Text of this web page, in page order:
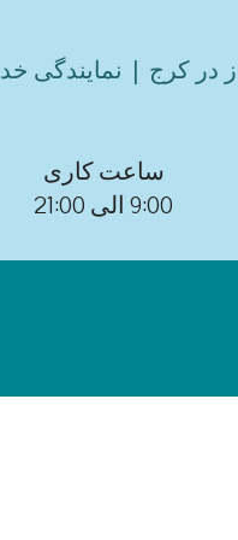
در کرج | نمایندگی
ساعت کاری
9:00 الی 21:00